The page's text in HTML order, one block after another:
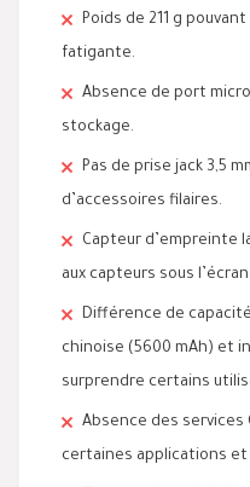
Poids de 211 g
fatigante.
Absence de port
stockage.
Pas de prise jack 3,5
d’accessoires filaires.
Capteur d’empreinte
aux capteurs sous l’écran.
Différence de
chinoise (5600 mAh) et
surprendre certains
Absence des services
certaines applications